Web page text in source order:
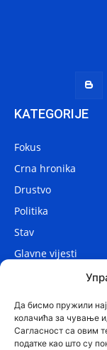
Да бисмо пружили
колачића за чување
Сагласност са овим
податке као што су
KATEGORIJE
Fokus
Crna hronika
Drustvo
Politika
Stav
Glavne vijesti